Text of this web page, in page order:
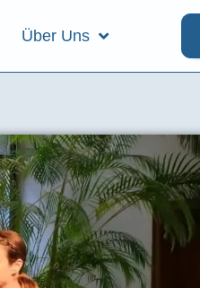
Über Uns